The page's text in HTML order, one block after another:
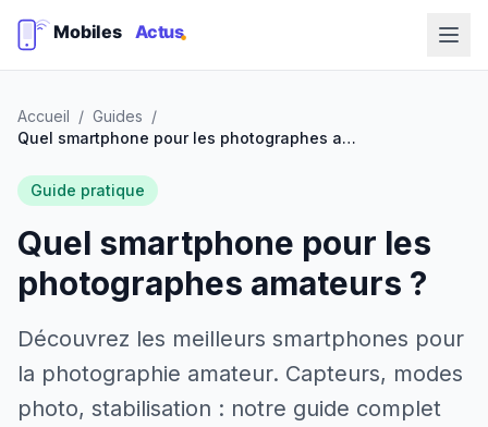
Accueil / Guides /
Quel smartphone pour les photographes amateurs ?
Guide pratique
Quel smartphone pour les
photographes amateurs ?
Découvrez les meilleurs smartphones pour
la photographie amateur. Capteurs, modes
photo, stabilisation : notre guide complet